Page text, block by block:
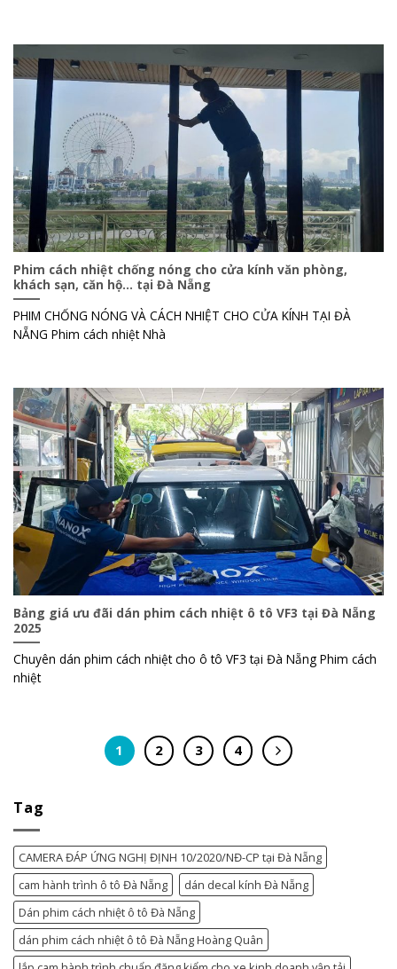
Phim cách nhiệt chống nóng cho cửa kính văn phòng,
khách sạn, căn hộ… tại Đà Nẵng
PHIM CHỐNG NÓNG VÀ CÁCH NHIỆT CHO CỬA KÍNH TẠI ĐÀ
NẴNG Phim cách nhiệt Nhà
Bảng giá ưu đãi dán phim cách nhiệt ô tô VF3 tại Đà Nẵng
2025
Chuyên dán phim cách nhiệt cho ô tô VF3 tại Đà Nẵng Phim cách
nhiệt
1 2 3 4
Tag
CAMERA ĐÁP ỨNG NGHỊ ĐỊNH 10/2020/NĐ-CP tại Đà Nẵng
cam hành trình ô tô Đà Nẵng
dán decal kính Đà Nẵng
Dán phim cách nhiệt ô tô Đà Nẵng
dán phim cách nhiệt ô tô Đà Nẵng Hoàng Quân